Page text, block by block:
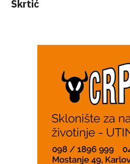
Škrtić